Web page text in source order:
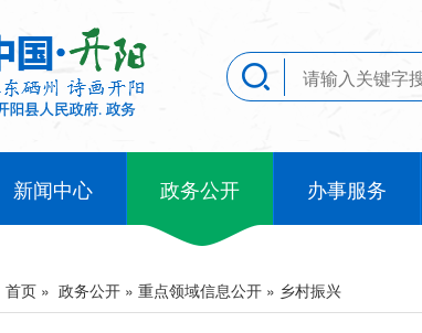
新闻中心 政务公开 办事服务
首页 » 政务公开 » 重点领域信息公开 » 乡村振兴